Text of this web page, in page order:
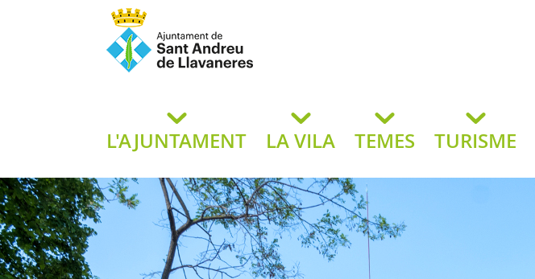
de Llavaneres
L'AJUNTAMENT LA VILA TEMES TURISME